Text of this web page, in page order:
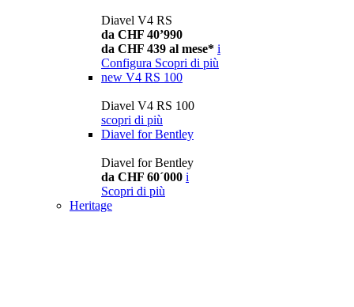
Diavel V4 RS
da CHF 40’990
da CHF 439 al mese* i
Configura Scopri di più
new V4 RS 100
Diavel V4 RS 100
scopri di più
Diavel for Bentley
Diavel for Bentley
da CHF 60´000 i
Scopri di più
Heritage